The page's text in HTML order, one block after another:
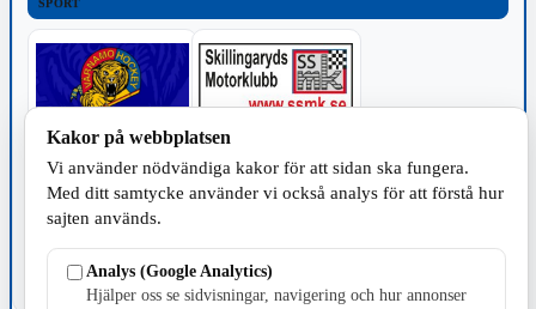
SPORT
TILLVERKNING
Kakor på webbplatsen
Vi använder nödvändiga kakor för att sidan ska fungera.
Med ditt samtycke använder vi också analys för att förstå hur
sajten används.
Analys (Google Analytics)
Hjälper oss se sidvisningar, navigering och hur annonser